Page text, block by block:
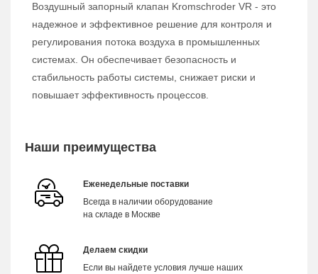
Воздушный запорный клапан Kromschroder VR - это
надежное и эффективное решение для контроля и
регулирования потока воздуха в промышленных
системах. Он обеспечивает безопасность и
стабильность работы системы, снижает риски и
повышает эффективность процессов.
Наши преимущества
Еженедельные поставки
Всегда в наличии оборудование
на складе в Москве
Делаем скидки
Если вы найдете условия лучше наших